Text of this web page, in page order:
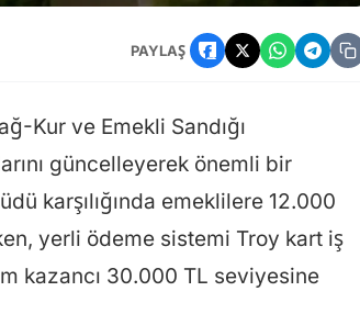
PAYLAŞ
Kur ve Emekli Sandığı
güncelleyerek önemli bir
karşılığında emeklilere 12.000
yerli ödeme sistemi Troy kart iş
kazancı 30.000 TL seviyesine